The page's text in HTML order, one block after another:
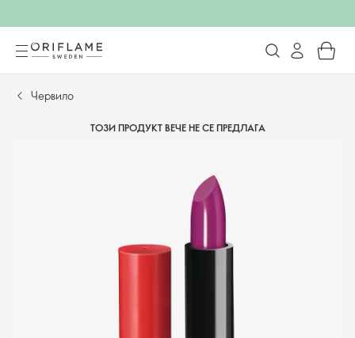
Червило
ТОЗИ ПРОДУКТ ВЕЧЕ НЕ СЕ ПРЕДЛАГА